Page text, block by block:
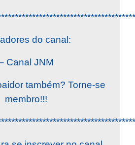
do canal:
Canal JNM
também? Torne-se
membro!!!